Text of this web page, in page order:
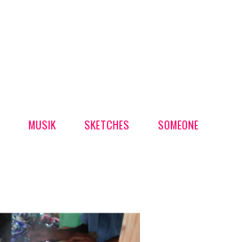
MUSIK SKETCHES SOMEONE